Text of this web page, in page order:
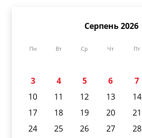
Серпень 2026
Пн Вт Ср Чт Пт
3
4 5 6 7
10
11 12 13 14
17
18 19 20 21
24
25 26 27 28